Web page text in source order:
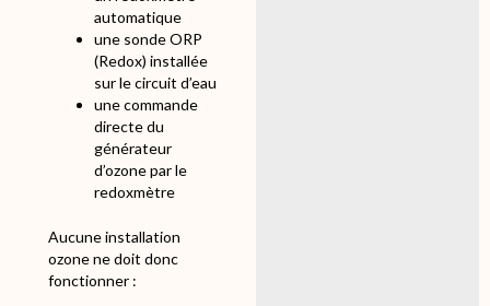
automatique
une sonde ORP
(Redox) installée
sur le circuit d’eau
une commande
directe du
générateur
d’ozone par le
redoxmètre
Aucune installation
ozone ne doit donc
fonctionner :